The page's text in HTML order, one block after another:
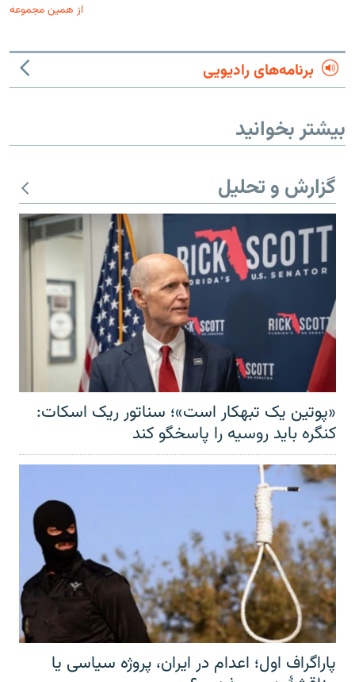
از همین مجموعه
برنامه‌های رادیویی
بیشتر بخوانید
گزارش و تحلیل
«پوتین یک تبهکار است»؛ سناتور ریک اسکات:
کنگره باید روسیه را پاسخگو کند
پاراگراف اول؛ اعدام در ایران، پروژه سیاسی یا